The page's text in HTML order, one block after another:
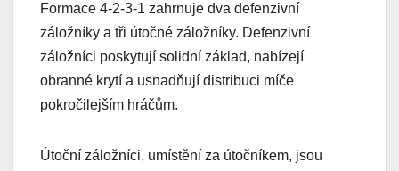
Formace 4-2-3-1 zahrnuje dva defenzivní
záložníky a tři útočné záložníky. Defenzivní
záložníci poskytují solidní základ, nabízejí
obranné krytí a usnadňují distribuci míče
pokročilejším hráčům.
Útoční záložníci, umístění za útočníkem, jsou